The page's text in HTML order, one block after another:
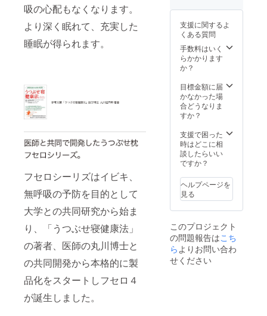
吸の心配もなくなります。
より深く眠れて、充実した
睡眠が得られます。
フセロシーリズはイビキ、
無呼吸の予防を目的として
大学との共同研究から始ま
り、「うつぶせ寝健康法」
の著者、医師の丸川博士と
の共同開発から本格的に製
品化をスタートしフセロ４
が誕生しました。
ださ
い。 ※
注文状
況によ
り出荷
時期が
ありま
すご了
承くだ
ださ
い。 ※
一般販
売予定
商品と
製品規
る場合
がござ
いま
製品の
性能お
よび付
属品に
ござい
ません
のでご
安心く
い。 ※
注文状
況によ
り出荷
時期が
シュ袋
取扱説
明書 × 1
枚 ・保
証書 × 1
枚 ・お
定：
2020/5
月末ま
で ※専
バーが
必要な
場合は
別途ご
ださ
い。 ※
一般販
売予定
製品規
格に違
いがあ
る場合
がござ
支援に関するよ
くある質問
手数料はいく
らかかります
か？
目標金額に届
かなかった場
合どうなりま
すか？
支援で困った
時はどこに相
談したらいい
ですか？
ヘルプページを
見る
このプロジェクト
の問題報告はこち
らよりお問い合わ
せください